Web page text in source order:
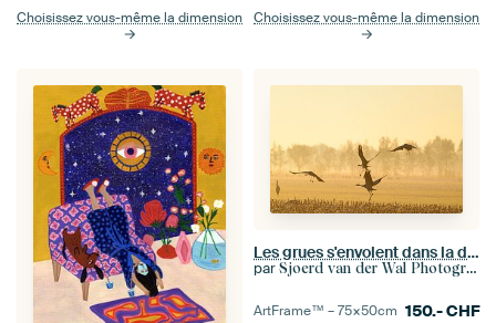
Choisissez vous-même la dimension Choisissez vous-même la dimension
Les grues s'envolent dans la douce lumière du matin
par Sjoerd van der Wal Photographie
ArtFrame™ –75×50cm 150.-CHF